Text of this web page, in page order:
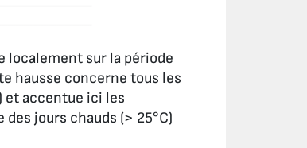
localement sur la période
hausse concerne tous les
et accentue ici les
jours chauds (> 25°C)